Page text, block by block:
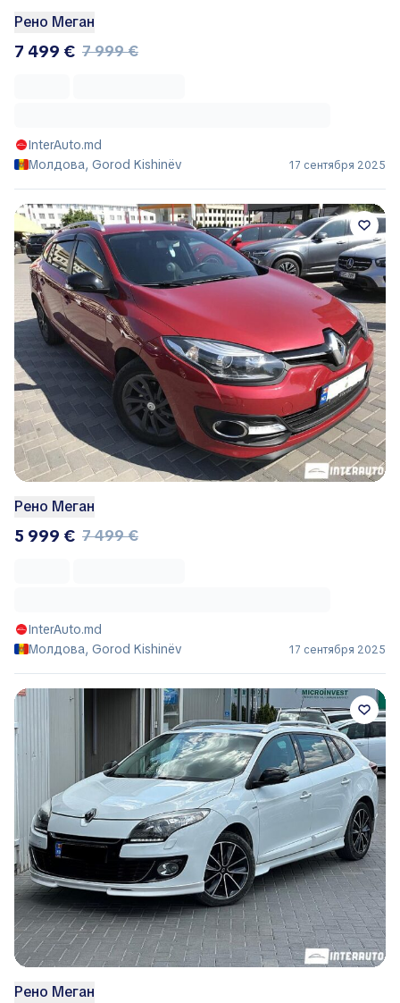
Рено Меган
7 499 € 7 999 €
InterAuto.md
Молдова, Gorod Kishinëv
17 сентября 2025
Рено Меган
5 999 € 7 499 €
InterAuto.md
Молдова, Gorod Kishinëv
17 сентября 2025
Рено Меган